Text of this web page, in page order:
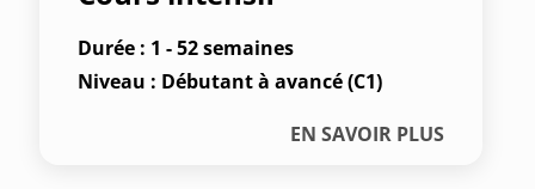
Durée : 1 - 52 semaines
Niveau : Débutant à avancé (C1)
EN SAVOIR PLUS